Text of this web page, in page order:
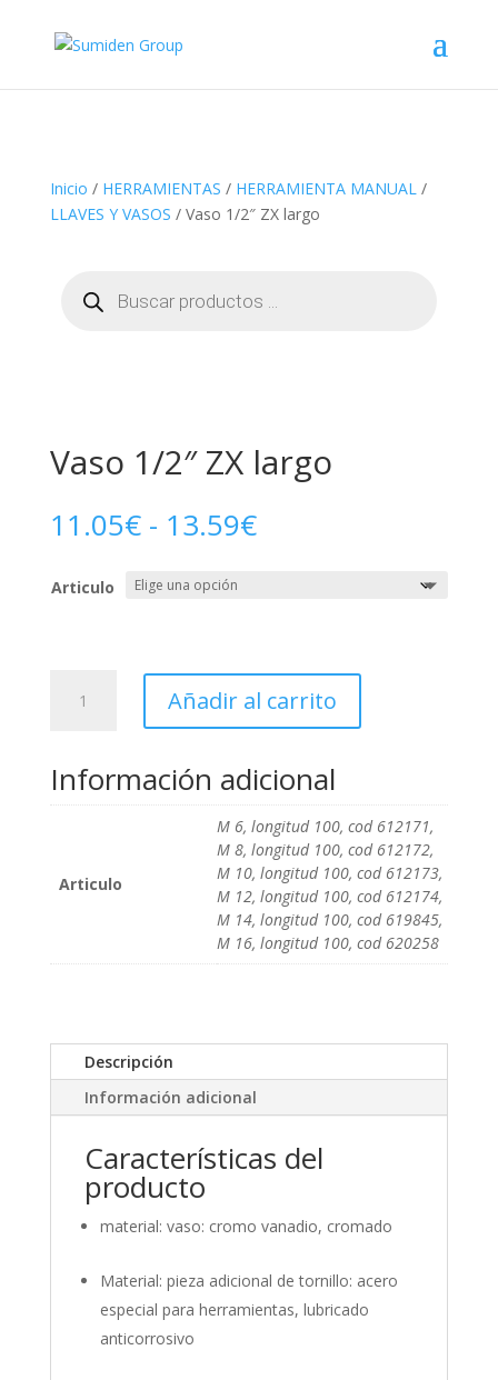
Inicio / HERRAMIENTAS / HERRAMIENTA MANUAL/
LLAVES Y VASOS / Vaso 1/2″ ZX largo
productos
Vaso 1/2″ ZX largo
11.05€ - 13.59€Rango
de
13.59€
Articulo
cantidad
Añadir al carrito
Información adicional
Articulo
M 6, longitud 100, cod 612171,
M 8, longitud 100, cod 612172,
M 10, longitud 100, cod 612173,
M 12, longitud 100, cod 612174,
M 14, longitud 100, cod 619845,
M 16, longitud 100, cod 620258
Descripción
Información adicional
Características del
producto
material: vaso: cromo vanadio, cromado
Material: pieza adicional de tornillo: acero
especial para herramientas, lubricado
anticorrosivo